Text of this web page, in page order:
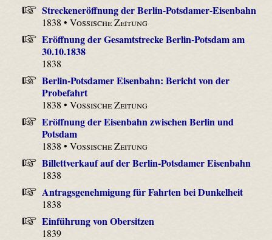
Streckeneröffnung der Berlin-Potsdamer-Eisenbahn
1838 •Vossische Zeitung
Eröffnung der Gesamtstrecke Berlin-Potsdam am
30.10.1838
1838
Berlin-Potsdamer Eisenbahn: Bericht von der
Probefahrt
1838 •Vossische Zeitung
Eröffnung der Eisenbahn zwischen Berlin und
Potsdam
1838 •Vossische Zeitung
Billettverkauf auf der Berlin-Potsdamer Eisenbahn
1838
Antragsgenehmigung für Fahrten bei Dunkelheit
1838
Einführung von Obersitzen
1839